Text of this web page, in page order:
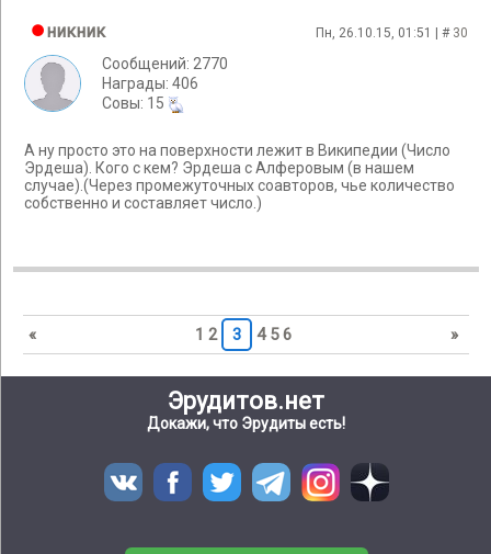
никник Пн, 26.10.15, 01:51 | # 30
Сообщений: 2770
Награды: 406
Cовы: 15
А ну просто это на поверхности лежит в Википедии (Число
Эрдеша). Кого с кем? Эрдеша с Алферовым (в нашем
случае).(Через промежуточных соавторов, чье количество
собственно и составляет число.)
« 1 2 3 4 5 6 »
Эрудитов.нет
Докажи, что Эрудиты есть!